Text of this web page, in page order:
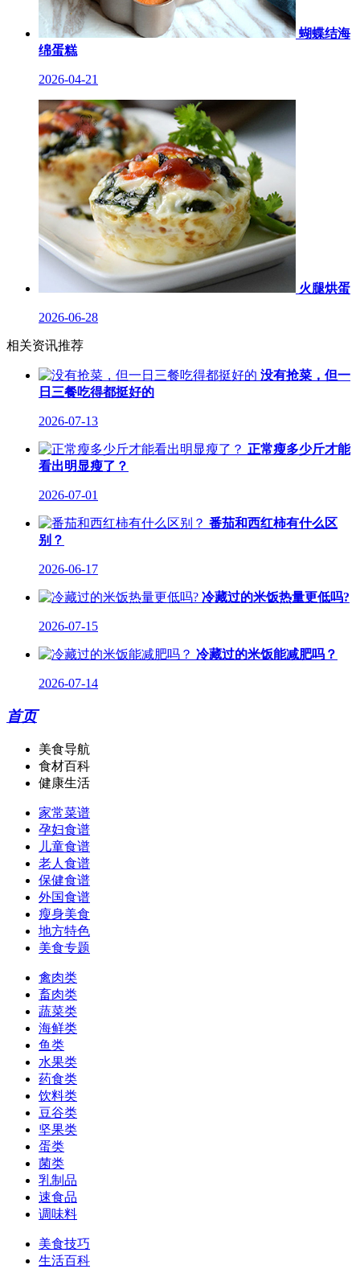
蝴蝶结海
绵蛋糕
2026-04-21
火腿烘蛋
2026-06-28
相关资讯推荐
没有抢菜，但一
日三餐吃得都挺好的
2026-07-13
正常瘦多少斤才能
看出明显瘦了？
2026-07-01
番茄和西红柿有什么区
别？
2026-06-17
冷藏过的米饭热量更低吗?
2026-07-15
冷藏过的米饭能减肥吗？
2026-07-14
首页
美食导航
食材百科
健康生活
家常菜谱
孕妇食谱
儿童食谱
老人食谱
保健食谱
外国食谱
瘦身美食
地方特色
美食专题
禽肉类
畜肉类
蔬菜类
海鲜类
鱼类
水果类
药食类
饮料类
豆谷类
坚果类
蛋类
菌类
乳制品
速食品
调味料
美食技巧
生活百科